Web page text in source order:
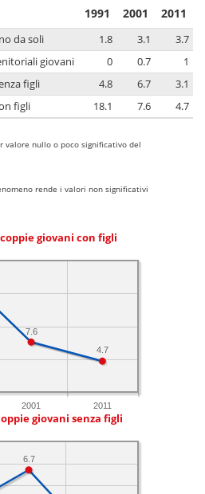
1991 2001 2011
da soli 1.8 3.1
3.7
giovani
0 0.7
1
figli
4.8 6.7
3.1
figli
18.1 7.6 4.7
valore nullo o poco significativo del
rende i valori non significativi
giovani con figli
2001 2011
4.7
7.6
giovani senza figli
6.7